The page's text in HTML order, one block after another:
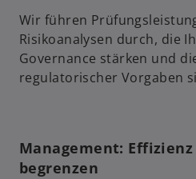
Wir führen
Risikoanalysen durch, die
Governance stärken und
regulatorischer Vorgaben
Management:
begrenzen